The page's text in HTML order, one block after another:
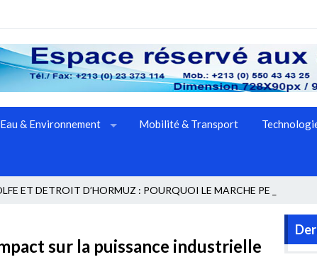
Eau & Environnement Mobilité & Transport
ET DETROIT D’HORMUZ : POURQUOI LE MARCHE PETROLIER
sur la puissance industrielle